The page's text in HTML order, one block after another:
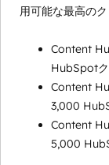
用可能な最高の
Content
HubSpot
Content
3,000
Content
5,000